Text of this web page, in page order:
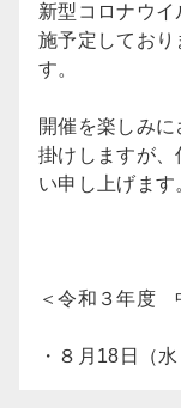
新型コロナウ
施予定しており
す。
開催を楽しみ
掛けしますが
い申し上げます
＜令和３年度
・８月18日（